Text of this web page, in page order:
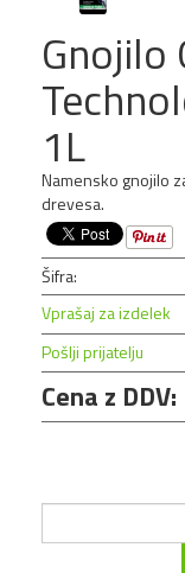
NOVO!
Growth Technology
Pepper Focus 1L
Gnojilo
1L
Namensko gnojilo
drevesa.
Šifra:
Vprašaj za izdelek
Pošlji prijatelju
Cena z DDV: